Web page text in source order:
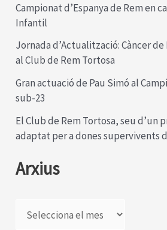
Campionat d’Espanya de Rem en
Infantil
Jornada d’Actualització: Càncer de
al Club de Rem Tortosa
Gran actuació de Pau Simó al
sub-23
El Club de Rem Tortosa, seu d’un
adaptat per a dones supervivents
Arxius